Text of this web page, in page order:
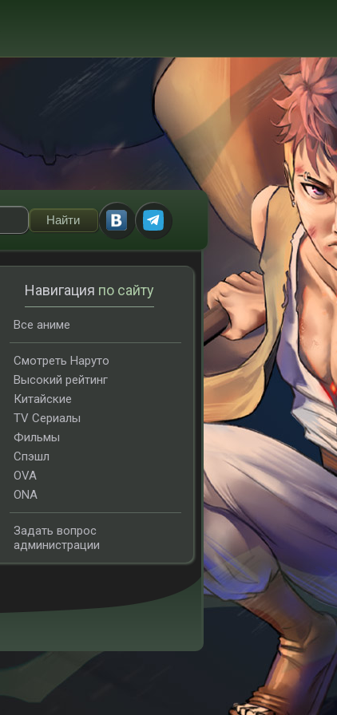
Навигация по сайту
Все аниме
Смотреть Наруто
Высокий рейтинг
Китайские
TV Сериалы
Фильмы
Спэшл
OVA
ONA
Задать вопрос
администрации